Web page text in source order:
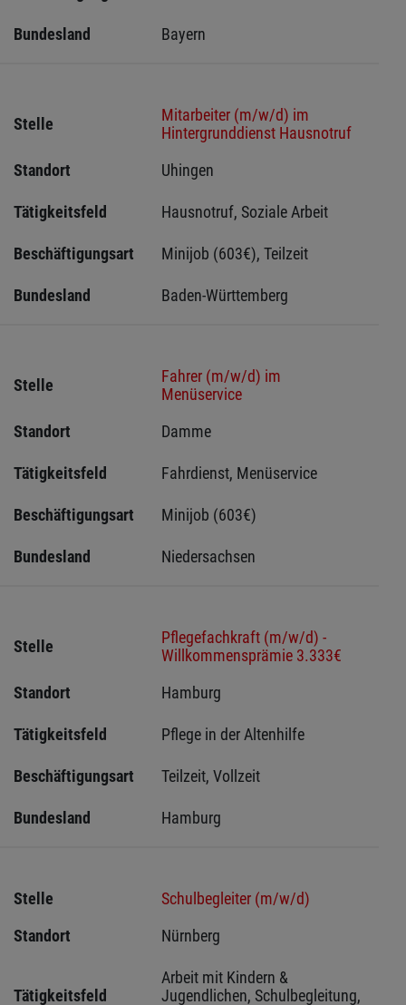
Bundesland Bayern
Stelle
Mitarbeiter (m/w/d) im
Hintergrunddienst Hausnotruf
Standort
Uhingen
Tätigkeitsfeld Hausnotruf, Soziale Arbeit
Beschäftigungsart Minijob (603€), Teilzeit
Bundesland Baden-Württemberg
Stelle
Fahrer (m/w/d) im
Menüservice
Standort
Damme
Tätigkeitsfeld Fahrdienst, Menüservice
Beschäftigungsart Minijob (603€)
Bundesland Niedersachsen
Stelle
Pflegefachkraft (m/w/d) -
Willkommensprämie 3.333€
Standort
Hamburg
Tätigkeitsfeld Pflege in der Altenhilfe
Beschäftigungsart Teilzeit, Vollzeit
Bundesland Hamburg
Stelle
Schulbegleiter (m/w/d)
Standort
Nürnberg
Tätigkeitsfeld
Arbeit mit Kindern &
Jugendlichen, Schulbegleitung,